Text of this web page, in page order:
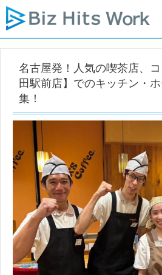
名古屋発！人気の喫茶店、
田駅前店】でのキッチン・
集！